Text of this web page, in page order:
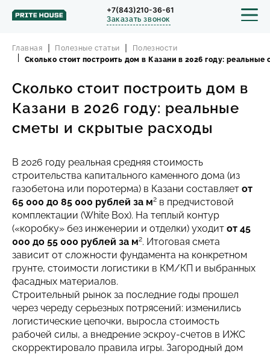
+7(843)210-36-61
Заказать звонок
СТРОИТЕЛЬСТВО
ПРОЕКТЫ
ПОРТФОЛИО
БЛОГ
О КОМПАНИИ
ОТЗЫВЫ
ИНФОРМАЦИЯ
КОНТАКТЫ
Главная Полезные статьи
Полезности
Сколько стоит построить дом в Казани в 2026 году:
Сколько стоит построить дом в
Казани в 2026 году: реальные
сметы и скрытые расходы
В 2026 году реальная средняя стоимость
строительства капитального каменного дома (из
газобетона или поротерма) в Казани составляет от
65 000 до 85 000 рублей за м2 в предчистовой
комплектации (White Box). На теплый контур
(«коробку» без инженерии и отделки) уходит от 45
000 до 55 000 рублей за м2. Итоговая смета
зависит от сложности фундамента на конкретном
грунте, стоимости логистики в КМ/КП и выбранных
фасадных материалов.
Строительный рынок за последние годы прошел
через череду серьезных потрясений: изменились
логистические цепочки, выросла стоимость
рабочей силы, а внедрение эскроу-счетов в ИЖС
скорректировало правила игры. Загородный дом